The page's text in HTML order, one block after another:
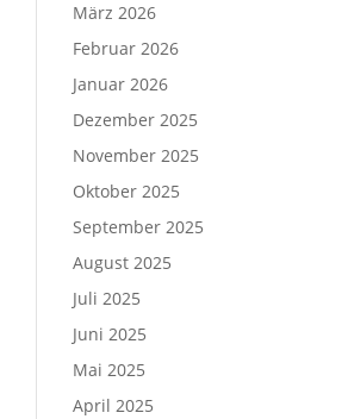
März 2026
Februar 2026
Januar 2026
Dezember 2025
November 2025
Oktober 2025
September 2025
August 2025
Juli 2025
Juni 2025
Mai 2025
April 2025